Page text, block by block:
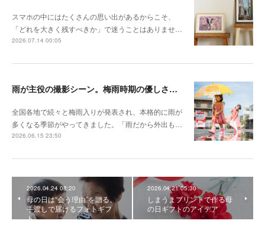
スマホの中にはたくさんの思い出があるからこそ、
「どれを大きく残すべきか」で迷うことはありませ…
2026.07.14 00:05
雨が主役の撮影シーン。梅雨時期の優しさを切り取る撮影テクニック
全国各地で続々と梅雨入りが発表され、本格的に雨が
多くなる季節がやってきました。「雨だから外出も…
2026.06.15 23:50
2026.04.24 08:20
母の日は“会う理由”を贈る。
手渡しで届けるフォトギフ
ト
2026.04.21 05:30
しまうまプリントで作る母
の日ギフトのアイデア